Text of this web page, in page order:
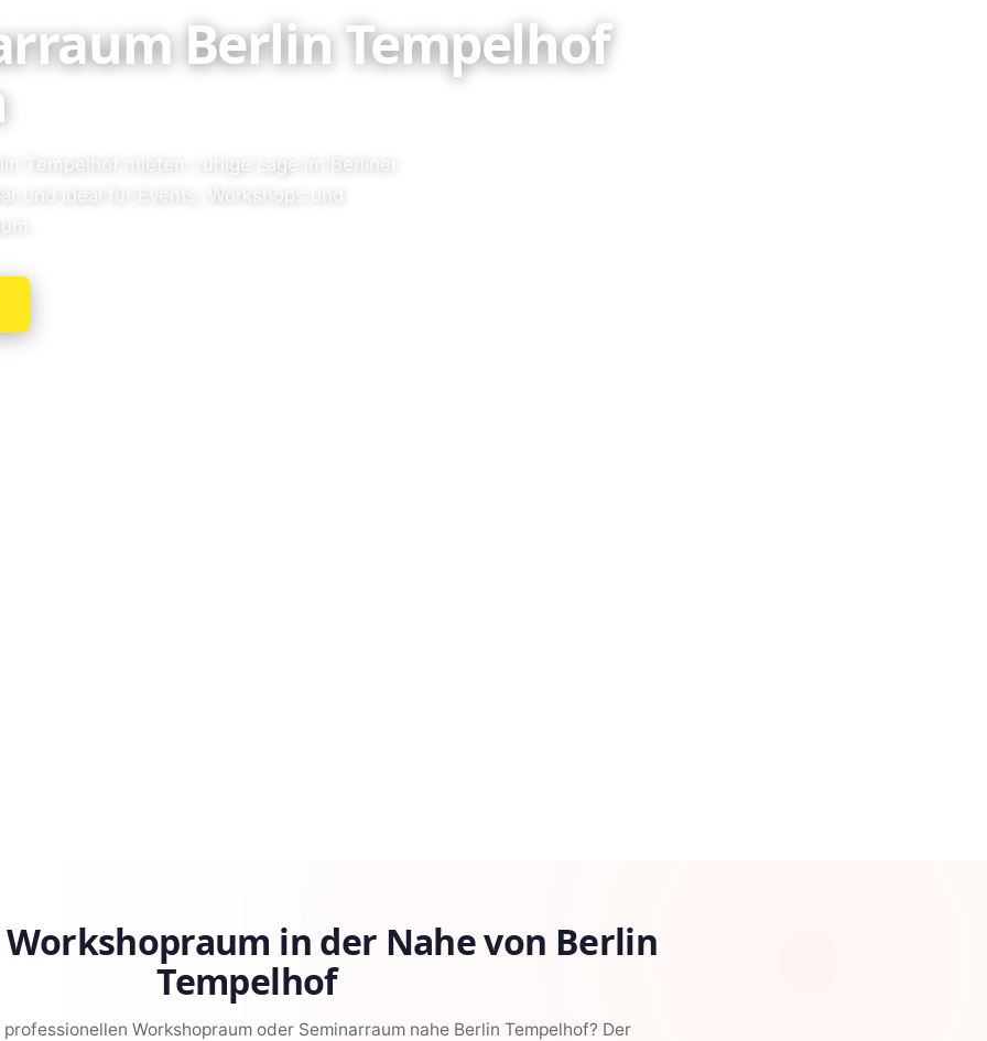
Berlin Tempelhof
Tempelhof mieten: ruhige Lage im Berliner
und ideal für Events, Workshops und
Workshopraum in der Nahe von Berlin
Tempelhof
Workshopraum oder Seminarraum nahe Berlin Tempelhof? Der